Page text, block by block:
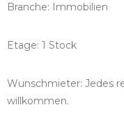
Branche: Immobilien
Etage: 1 Stock
Wunschmieter: Jedes
willkommen.